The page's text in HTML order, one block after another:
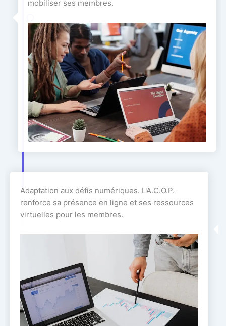
mobiliser ses membres.
Adaptation aux défis numériques. L'A.C.O.P.
renforce sa présence en ligne et ses ressources
virtuelles pour les membres.